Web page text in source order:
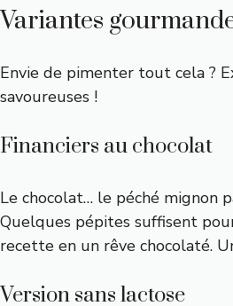
Variantes
Envie de pimenter tout cela ?
savoureuses !
Financiers au chocolat
Le chocolat… le péché mignon
Quelques pépites suffisent
recette en un rêve chocolaté.
Version sans lactose